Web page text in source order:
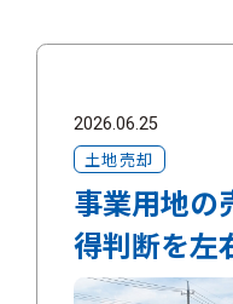
2026.06.25
土地売却
事業用地の
得判断を左